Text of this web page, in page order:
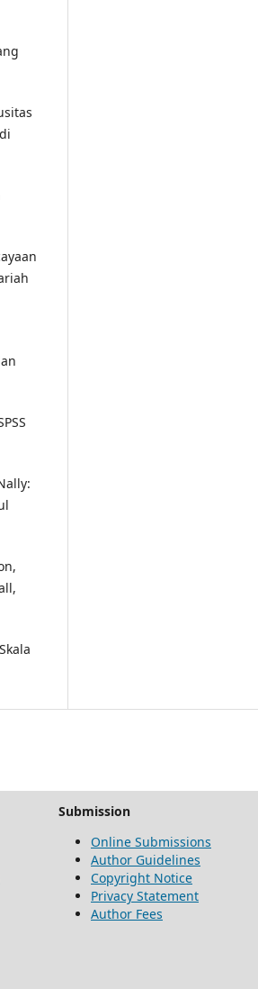
Submission
Online Submissions
Author Guidelines
Copyright Notice
Privacy Statement
Author Fees